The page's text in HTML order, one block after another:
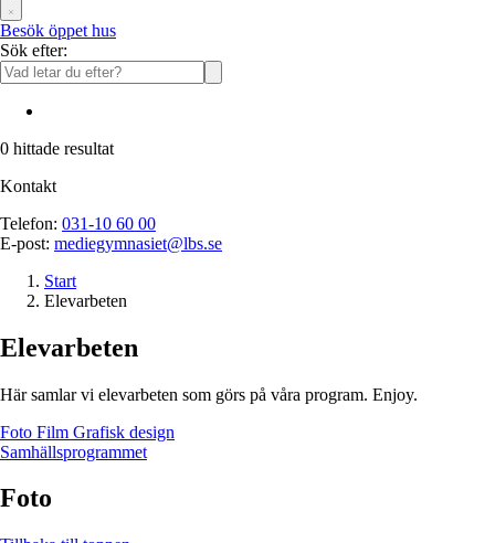
Besök öppet hus
Sök efter:
0 hittade resultat
Kontakt
Telefon: 031-10 60 00
E-post: mediegymnasiet@lbs.se
Start
Elevarbeten
Elevarbeten
Här samlar vi elevarbeten som görs på våra program. Enjoy.
Foto Film Grafisk design
Samhällsprogrammet
Foto